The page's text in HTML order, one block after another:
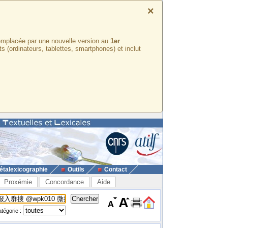
×
par une nouvelle version au 1er
(ordinateurs, tablettes, smartphones) et inclut
Outils Contact
Proxémie Concordance Aide
: